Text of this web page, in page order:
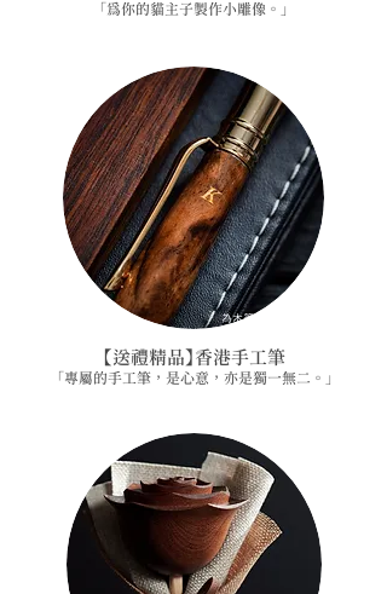
「為你的貓主子製作小雕像。」
【送禮精品】香港手工筆
「專屬的手工筆，是心意，亦是獨一無二。」